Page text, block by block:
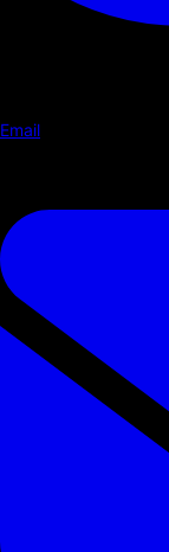
Email